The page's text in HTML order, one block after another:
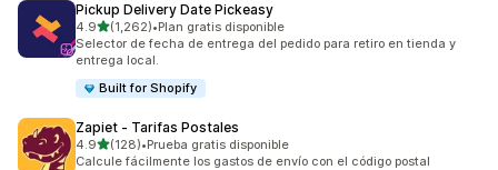
Pickup Delivery Date Pickeasy
4.9de 5 estrellas
(1,262)
1262 reseñas en total
•Plan gratis disponible
Selector de fecha de entrega del pedido para retiro en tienda y
entrega local.
Built for Shopify
Zapiet ‑ Tarifas Postales
4.9de 5 estrellas
(128)
128 reseñas en total
•Prueba gratis disponible
Calcule fácilmente los gastos de envío con el código postal